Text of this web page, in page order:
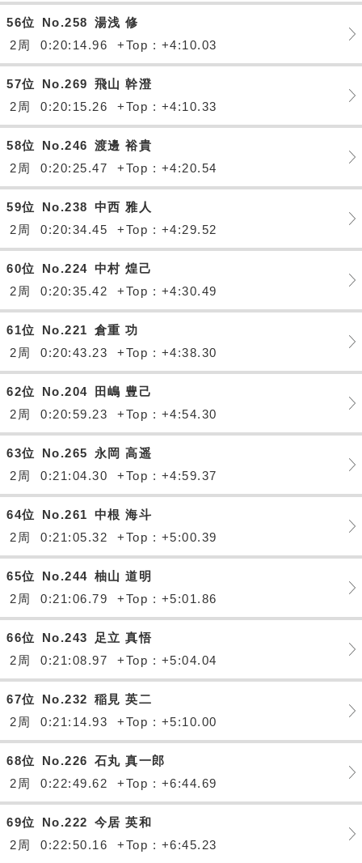
56位 No.258 湯浅 修
2周
0:20:14.96 +Top : +4:10.03
57位 No.269 飛山 幹澄
2周
0:20:15.26 +Top : +4:10.33
58位 No.246 渡邊 裕貴
2周
0:20:25.47 +Top : +4:20.54
59位 No.238 中西 雅人
2周
0:20:34.45 +Top : +4:29.52
60位 No.224 中村 煌己
2周
0:20:35.42 +Top : +4:30.49
61位 No.221 倉重 功
2周
0:20:43.23 +Top : +4:38.30
62位 No.204
田嶋 豊己
2周
0:20:59.23 +Top : +4:54.30
63位 No.265
永岡 高遥
2周
0:21:04.30 +Top : +4:59.37
64位 No.261 中根 海斗
2周
0:21:05.32 +Top : +5:00.39
65位 No.244 柚山 道明
2周
0:21:06.79 +Top : +5:01.86
66位 No.243
足立 真悟
2周
0:21:08.97 +Top : +5:04.04
67位 No.232 稲見 英二
2周
0:21:14.93 +Top : +5:10.00
68位 No.226 石丸 真一郎
2周
0:22:49.62 +Top : +6:44.69
69位 No.222 今居 英和
2周
0:22:50.16 +Top : +6:45.23